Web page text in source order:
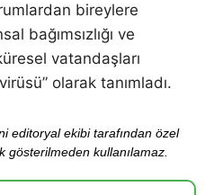
bireylere
bağımsızlığı ve
vatandaşları
olarak tanımladı.
editoryal ekibi tarafından özel
gösterilmeden kullanılamaz.